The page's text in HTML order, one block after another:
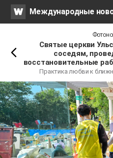
WATVМеждународные
Святые церкви
соседям,
восстановительные
Практика любви к